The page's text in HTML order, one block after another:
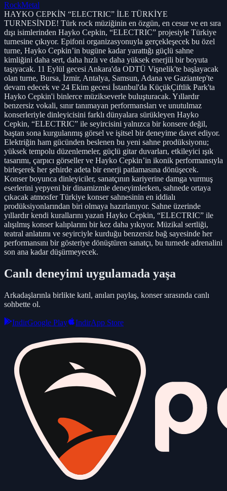
RockMetal
HAYKO CEPKİN “ELECTRIC” İLE TÜRKİYE
TURNESİNDE! Türk rock müziğinin en özgün, en cesur ve en sıra
dışı isimlerinden Hayko Cepkin, “ELECTRIC” projesiyle Türkiye
turnesine çıkıyor. Epifoni organizasyonuyla gerçekleşecek bu özel
turne, Hayko Cepkin’in bugüne kadar yarattığı güçlü sahne
kimliğini daha sert, daha hızlı ve daha yüksek enerjili bir boyuta
taşıyacak. 11 Eylül gecesi Ankara'da ODTÜ Vişnelik'te başlayacak
olan turne, Bursa, İzmir, Antalya, Samsun, Adana ve Gaziantep'te
devam edecek ve 24 Ekim gecesi İstanbul'da KüçükÇiftlik Park'ta
Hayko Cepkin'i binlerce müzikseverle buluşturacak. Yıllardır
benzersiz vokali, sınır tanımayan performansları ve unutulmaz
konserleriyle dinleyicisini farklı dünyalara sürükleyen Hayko
Cepkin, “ELECTRIC” ile seyircisini yalnızca bir konsere değil,
baştan sona kurgulanmış görsel ve işitsel bir deneyime davet ediyor.
Elektriğin ham gücünden beslenen bu yeni sahne prodüksiyonu;
yüksek tempolu düzenlemeler, güçlü gitar duvarları, etkileyici ışık
tasarımı, çarpıcı görseller ve Hayko Cepkin’in ikonik performansıyla
birleşerek her şehirde adeta bir enerji patlamasına dönüşecek.
Konser boyunca dinleyiciler, sanatçının kariyerine damga vurmuş
eserlerini yepyeni bir dinamizmle deneyimlerken, sahnede ortaya
çıkacak atmosfer Türkiye konser sahnesinin en iddialı
prodüksiyonlarından biri olmaya hazırlanıyor. Sahne üzerinde
yıllardır kendi kurallarını yazan Hayko Cepkin, “ELECTRIC” ile
alışılmış konser kalıplarını bir kez daha yıkıyor. Müzikal sertliği,
teatral anlatımı ve seyirciyle kurduğu benzersiz bağ sayesinde her
performansını bir gösteriye dönüştüren sanatçı, bu turnede adrenalini
son ana kadar düşürmeyecek.
Canlı deneyimi uygulamada yaşa
Arkadaşlarınla birlikte katıl, anıları paylaş, konser sırasında canlı
sohbette ol.
IndirGoogle Play IndirApp Store